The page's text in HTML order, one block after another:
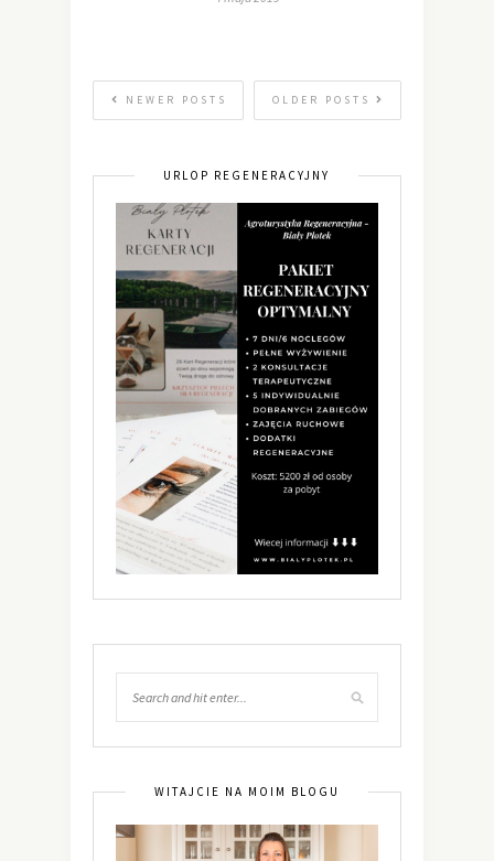
OLDER POSTS
NEWER POSTS
URLOP REGENERACYJNY
WITAJCIE NA MOIM BLOGU